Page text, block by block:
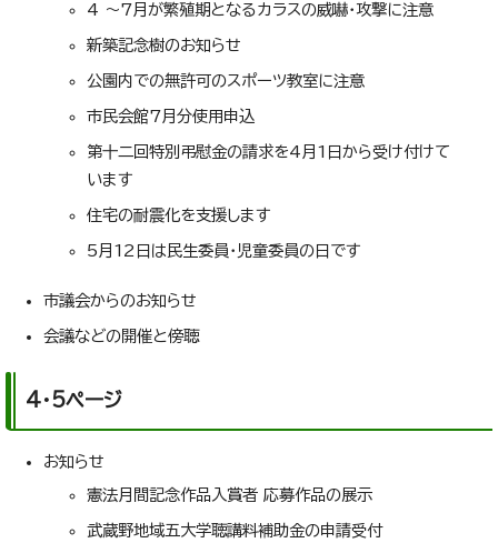
4 ～7月が繁殖期となるカラスの威嚇・攻撃に注意
新築記念樹のお知らせ
公園内での無許可のスポーツ教室に注意
市民会館7月分使用申込
第十二回特別弔慰金の請求を4月1日から受け付けて
います
住宅の耐震化を支援します
5月12日は民生委員・児童委員の日です
市議会からのお知らせ
会議などの開催と傍聴
4・5ページ
お知らせ
憲法月間記念作品入賞者 応募作品の展示
武蔵野地域五大学聴講料補助金の申請受付